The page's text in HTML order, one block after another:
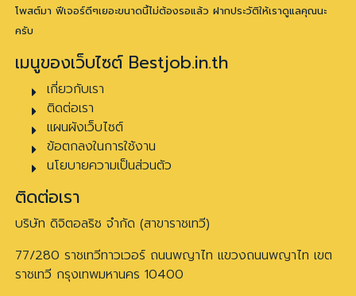
โพสต์มา ฟีเจอร์ดีๆเยอะขนาดนี้ไม่ต้องรอแล้ว ฝากประวัติให้เราดูแลคุณนะ
ครับ
เมนูของเว็บไซต์ Bestjob.in.th
เกี่ยวกับเรา
ติดต่อเรา
แผนผังเว็บไซต์
ข้อตกลงในการใช้งาน
นโยบายความเป็นส่วนตัว
ติดต่อเรา
บริษัท ดิจิตอลริช จำกัด (สาขาราชเทวี)
77/280 ราชเทวีทาวเวอร์ ถนนพญาไท แขวงถนนพญาไท เขต
ราชเทวี กรุงเทพมหานคร 10400